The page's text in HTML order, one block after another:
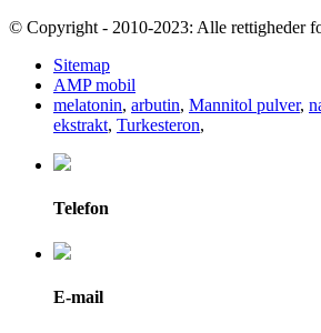
© Copyright - 2010-2023: Alle rettigheder
Sitemap
AMP mobil
melatonin, arbutin, Mannitol pulver,
ekstrakt, Turkesteron,
Telefon
E-mail